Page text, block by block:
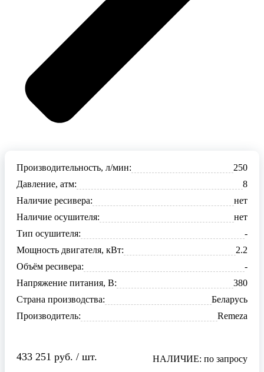
Производительность, л/мин:
250
Давление, атм:
8
Наличие ресивера:
нет
Наличие осушителя:
нет
Тип осушителя:
-
Мощность двигателя, кВт:
2.2
Объём ресивера:
-
Напряжение питания, В:
380
Страна производства:
Беларусь
Производитель:
Remeza
433 251 руб. / шт.
НАЛИЧИЕ: по запросу